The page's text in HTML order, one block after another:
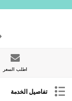
اطلب السعر
تفاصيل الخدمة